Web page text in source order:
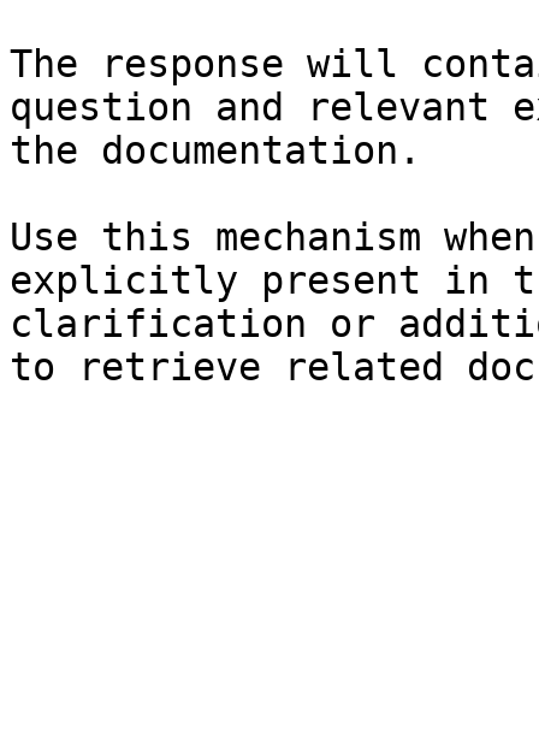
The response will
question and relevant
the documentation.
Use this mechanism
explicitly present in
clarification or